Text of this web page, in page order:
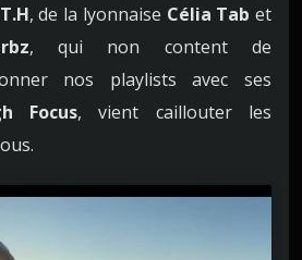
, de la lyonnaise Célia Tab et
, qui non content de
nos playlists avec ses
Focus, vient caillouter les